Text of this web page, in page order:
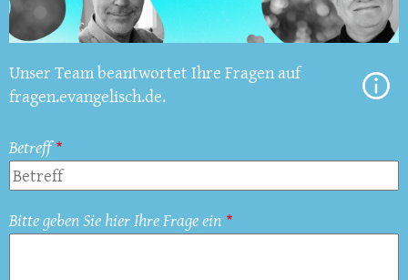
Unser Team beantwortet Ihre Fragen auf
fragen.evangelisch.de.
Betreff
Bitte geben Sie hier Ihre Frage ein